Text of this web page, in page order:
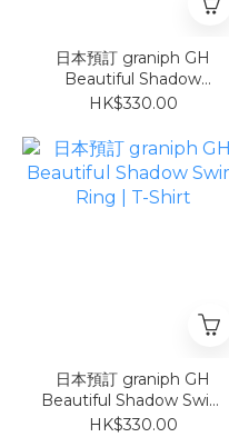
日本預訂 graniph GH
Beautiful Shadow
Sunflower | T-Shirt
HK$330.00
日本預訂 graniph GH
Beautiful Shadow Swim
Ring | T-Shirt
HK$330.00